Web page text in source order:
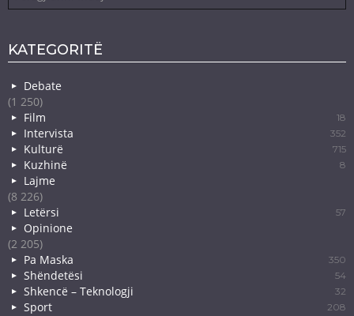
KATEGORITË
Debate
(1 250)
Film
18
Intervista 352
Kulturë 715
Kuzhinë 8
Lajme
(8 226)
Letërsi
57
Opinione
(2 205)
Pa Maska
350
Shëndetësi 54
Shkencë – Teknologji 32
Sport 208